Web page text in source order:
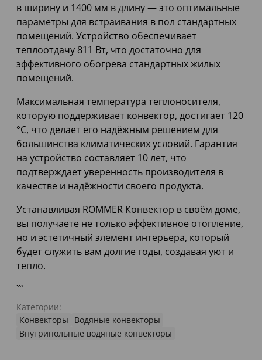
в ширину и 1400 мм в длину — это оптимальные
параметры для встраивания в пол стандартных
помещений. Устройство обеспечивает
теплоотдачу 811 Вт, что достаточно для
эффективного обогрева стандартных жилых
помещений.
Максимальная температура теплоносителя,
которую поддерживает конвектор, достигает 120
°С, что делает его надёжным решением для
большинства климатических условий. Гарантия
на устройство составляет 10 лет, что
подтверждает уверенность производителя в
качестве и надёжности своего продукта.
Устанавливая ROMMER Конвектор в своём доме,
вы получаете не только эффективное отопление,
но и эстетичный элемент интерьера, который
будет служить вам долгие годы, создавая уют и
тепло.
```
Категории:
Конвекторы
Водяные конвекторы
Внутрипольные водяные конвекторы